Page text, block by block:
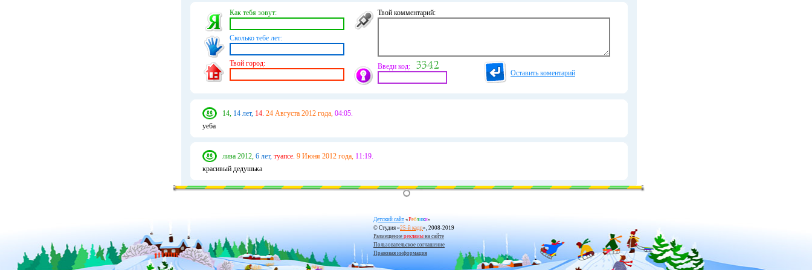
Как тебя зовут:
Сколько тебе лет:
Твой город:
Твой комментарий:
Введи код:
Оставить коментарий
14, 14 лет, 14. 24 Августа 2012 года, 04:05.
уe6а
лиза 2012, 6 лет, туапсе. 9 Июня 2012 года, 11:19.
красивый дедушька
Детский сайт «Ребзики»
© Студия «25-й кадр», 2008-2019
Размещение рекламы на сайте
Пользовательское соглашение
Правовая информация